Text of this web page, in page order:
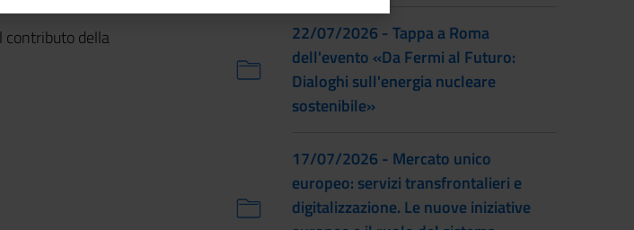
contributo della
22/07/2026 - Tappa a Roma
dell'evento «Da Fermi al Futuro:
Dialoghi sull'energia nucleare
sostenibile»
17/07/2026 - Mercato unico
europeo: servizi transfrontalieri e
digitalizzazione. Le nuove iniziative